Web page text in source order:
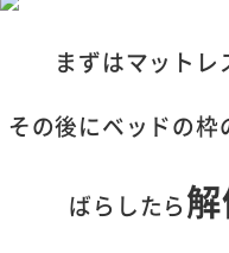
まずはマットレ
その後にベッドの
ばらしたら